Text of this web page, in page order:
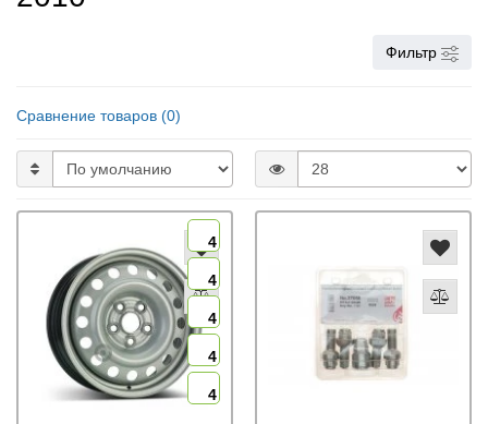
Фильтр
Сравнение товаров (0)
4
4
4
4
4